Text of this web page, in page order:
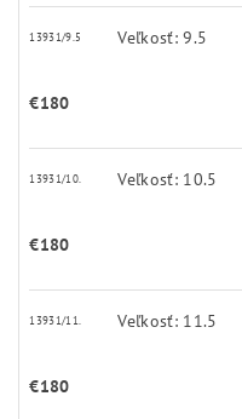
13931/9.5 Veľkosť: 9.5
€180
13931/10. Veľkosť: 10.5
€180
13931/11. Veľkosť: 11.5
€180